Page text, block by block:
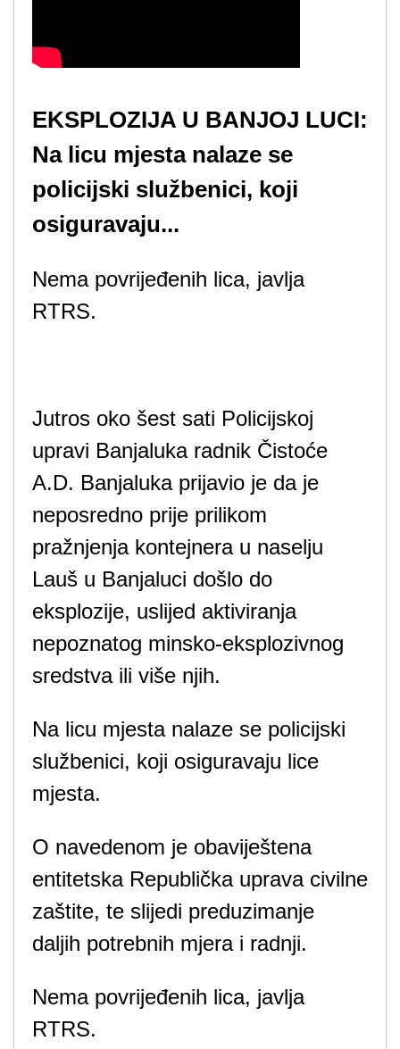
EKSPLOZIJA U BANJOJ LUCI:
Na licu mjesta nalaze se
policijski službenici, koji
osiguravaju...
Nema povrijeđenih lica, javlja
RTRS.
Jutros oko šest sati Policijskoj
upravi Banjaluka radnik Čistoće
A.D. Banjaluka prijavio je da je
neposredno prije prilikom
pražnjenja kontejnera u naselju
Lauš u Banjaluci došlo do
eksplozije, uslijed aktiviranja
nepoznatog minsko-eksplozivnog
sredstva ili više njih.
Na licu mjesta nalaze se policijski
službenici, koji osiguravaju lice
mjesta.
O navedenom je obaviještena
entitetska Republička uprava civilne
zaštite, te slijedi preduzimanje
daljih potrebnih mjera i radnji.
Nema povrijeđenih lica, javlja
RTRS.